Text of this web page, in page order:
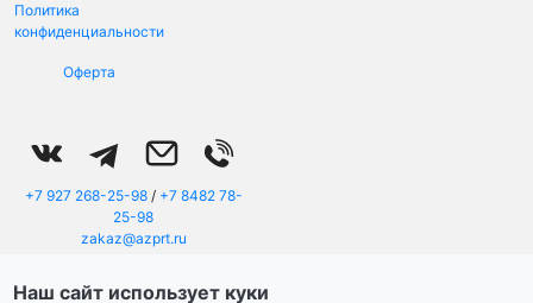
Политика
конфиденциальности
Оферта
+7 927 268-25-98/ +7 8482 78-
25-98
zakaz@azprt.ru
Наш сайт использует куки